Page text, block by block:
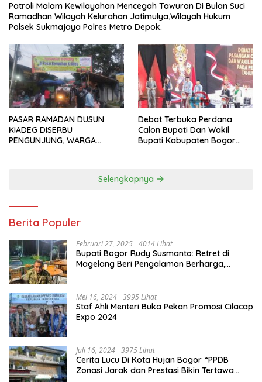
Patroli Malam Kewilayahan Mencegah Tawuran Di Bulan Suci
Ramadhan Wilayah Kelurahan Jatimulya,Wilayah Hukum
Polsek Sukmajaya Polres Metro Depok.
PASAR RAMADAN DUSUN
KIADEG DISERBU
PENGUNJUNG, WARGA
Debat Terbuka Perdana
Calon Bupati Dan Wakil
Bupati Kabupaten Bogor
Selengkapnya
Berita Populer
Februari 27, 2025 4014 Lihat
Bupati Bogor Rudy Susmanto: Retret di
Magelang Beri Pengalaman Berharga,
Mei 16, 2024 3995 Lihat
Staf Ahli Menteri Buka Pekan Promosi Cilacap
Expo 2024
Juli 16, 2024 3975 Lihat
Cerita Lucu Di Kota Hujan Bogor “PPDB
Zonasi Jarak dan Prestasi Bikin Tertawa